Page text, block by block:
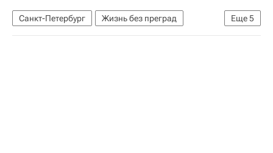
Еще5
Санкт-Петербург
Жизнь без преград
Европа
Северо-Западный ФО
Весь мир